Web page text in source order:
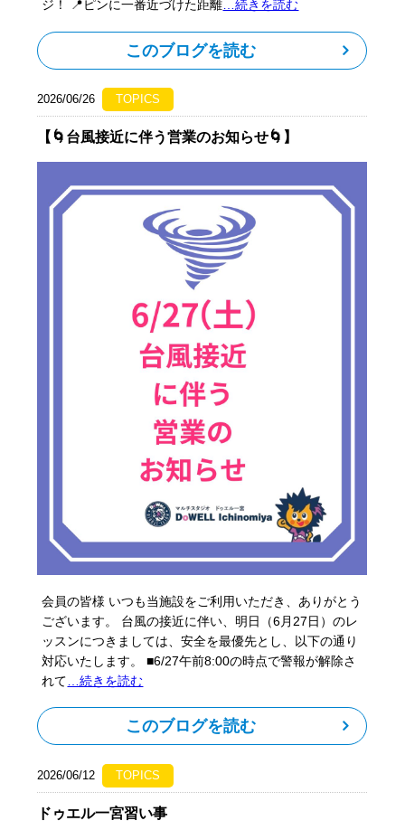
ジ！ 📍ピンに一番近づけた距離…続きを読む
このブログを読む
2026/06/26 TOPICS
【🌀台風接近に伴う営業のお知らせ🌀】
会員の皆様 いつも当施設をご利用いただき、ありがとう
ございます。 台風の接近に伴い、明日（6月27日）のレ
ッスンにつきましては、安全を最優先とし、以下の通り
対応いたします。 ■6/27午前8:00の時点で警報が解除さ
れて …続きを読む
このブログを読む
2026/06/12 TOPICS
ドゥエル一宮習い事